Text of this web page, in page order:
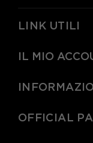
LINK UTILI
IL MIO
OFFICIAL